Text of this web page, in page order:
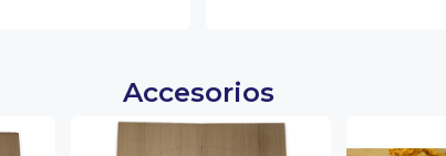
Accesorios